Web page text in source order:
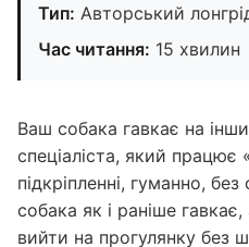
Тип: Авторський
Час читання: 15 хвилин
Ваш собака гавкає на
спеціаліста, який працює
підкріпленні, гуманно,
собака як і раніше
вийти на прогулянку без